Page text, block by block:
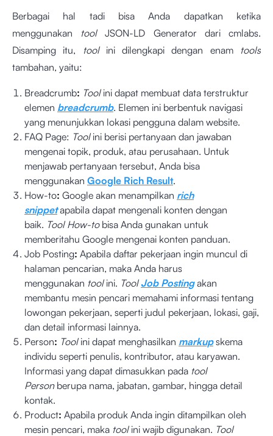
Berbagai hal tadi bisa Anda dapatkan ketika
menggunakan toolJSON-LD Generator dari cmlabs.
Disamping itu,
tool ini dilengkapi dengan enam tools
tambahan, yaitu:
Breadcrumb: Tool ini dapat membuat data terstruktur
elemen breadcrumb. Elemen ini berbentuk navigasi
yang menunjukkan lokasi pengguna dalam website.
FAQ Page: Tool ini berisi pertanyaan dan jawaban
mengenai topik, produk, atau perusahaan. Untuk
menjawab pertanyaan tersebut, Anda bisa
menggunakan Google Rich Result.
How-to: Google akan menampilkan rich
snippet apabila dapat mengenali konten dengan
baik. Tool How-to bisa Anda gunakan untuk
memberitahu Google mengenai konten panduan.
Job Posting: Apabila daftar pekerjaan ingin muncul di
halaman pencarian, maka Anda harus
menggunakan tool ini. Tool Job Posting akan
membantu mesin pencari memahami informasi tentang
lowongan pekerjaan, seperti judul pekerjaan, lokasi, gaji,
dan detail informasi lainnya.
Person: Tool ini dapat menghasilkan markupskema
individu seperti penulis, kontributor, atau karyawan.
Informasi yang dapat dimasukkan pada tool
Person berupa nama, jabatan, gambar, hingga detail
kontak.
Product: Apabila produk Anda ingin ditampilkan oleh
mesin pencari, maka tool ini wajib digunakan. Tool